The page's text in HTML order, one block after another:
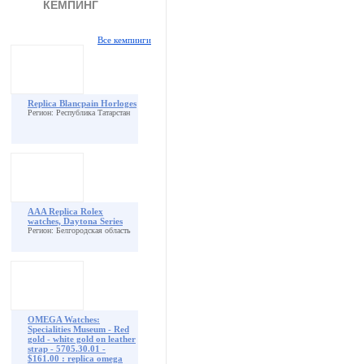
КЕМПИНГ
Все кемпинги
Replica Blancpain Horloges
Регион: Республика Татарстан
AAA Replica Rolex
watches, Daytona Series
Регион: Белгородская область
OMEGA Watches:
Specialities Museum - Red
gold - white gold on leather
strap - 5705.30.01 -
$161.00 : replica omega